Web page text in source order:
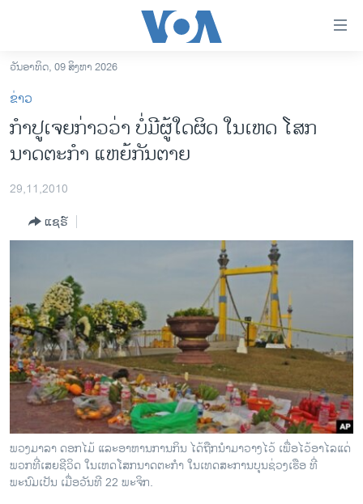
ເຂົ້າ
ຫາ
ຂ້າມ
ຂ້າມ
ຫາ
ລາວ
ອາເມຣິກາ
ຂ່າວ​ຈີນ
ໂລກ
ອິດສະຫຼະພາບດ້ານການຂ່າວ
ຊີວິດຊາວລາວ
ຊຸມຊົນຊາວລາວ
ວິທະຍາສາດ-ເທັກໂນໂລຈີ
ທຸລະກິດ
ພາສາອັງກິດ
ວີດີໂອ
ສຽງ
ວັນອາທິດ, 09 ສິງຫາ 2026
ຂ່າວ
ກໍາປູເຈຍກ່າວວ່າ ບໍ່ມີຜູ້ໃດຜິດ ໃນເຫດ ໂສກ
ນາດຕະກໍາ ແຫຍ້ກັນຕາຍ
29,11,2010
ແຊຣ໌
ພວງມາລາ ດອກໄມ້ ແລະອາຫານການກິນ ໄດ້ຖືກນໍາມາວາງໄວ້ ເພື່ອໄວ້ອາໄລແດ່
ພວກທີ່ເສຍຊີວິດ ໃນເຫດໂສກນາດຕະກໍາ ໃນເທດສະການບຸນຊ່ວງເຮືອ ທີ່
ພະນົມເປັນ ເມື່ອວັນທີ 22 ພະຈິກ.